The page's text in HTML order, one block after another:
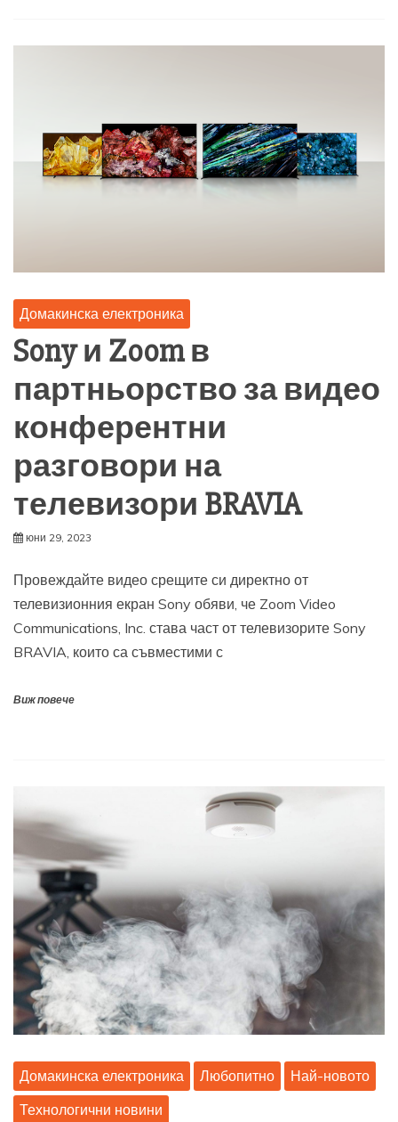
Домакинска електроника
Sony и Zoom в
партньорство за видео
конферентни
разговори на
телевизори BRAVIA
юни 29, 2023
Провеждайте видео срещите си директно от
телевизионния екран Sony обяви, че Zoom Video
Communications, Inc. става част от телевизорите Sony
BRAVIA, които са съвместими с
Виж повече
Домакинска електроника Любопитно
Най-новото
Технологични новини